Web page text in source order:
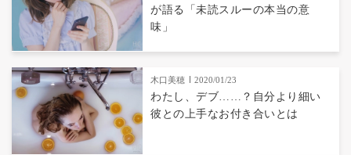
が語る「未読スルーの本当の意
味」
木口美穂 2020/01/23
わたし、デブ……？自分より細い
彼との上手なお付き合いとは